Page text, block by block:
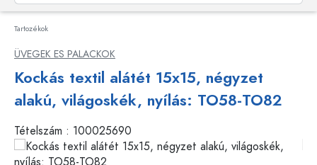
Tartozékok
ÜVEGEK ES PALACKOK
Kockás textil alátét 15x15, négyzet
alakú, világoskék, nyílás: TO58-TO82
Tételszám : 100025690